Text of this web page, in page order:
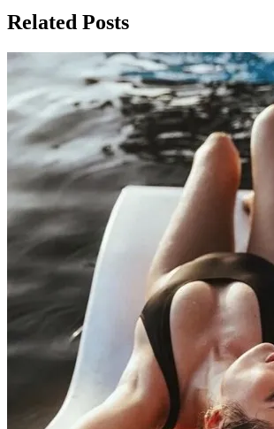
Related Posts